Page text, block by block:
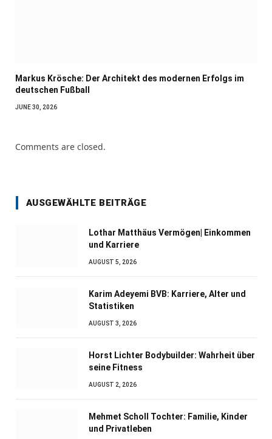
Markus Krösche: Der Architekt des modernen Erfolgs im
deutschen Fußball
JUNE 30, 2026
Comments are closed.
AUSGEWÄHLTE BEITRÄGE
Lothar Matthäus Vermögen| Einkommen
und Karriere
AUGUST 5, 2026
Karim Adeyemi BVB: Karriere, Alter und
Statistiken
AUGUST 3, 2026
Horst Lichter Bodybuilder: Wahrheit über
seine Fitness
AUGUST 2, 2026
Mehmet Scholl Tochter: Familie, Kinder
und Privatleben